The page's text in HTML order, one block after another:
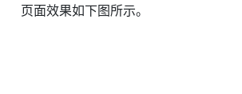
页面效果如下图所示。